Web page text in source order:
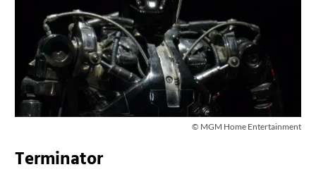
© MGM Home Entertainment
Terminator